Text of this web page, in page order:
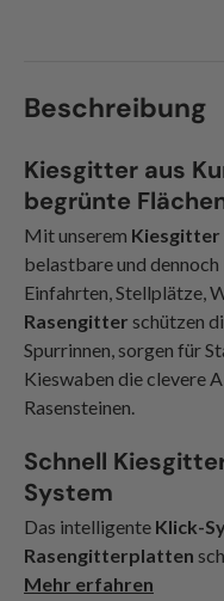
Beschreibung
Kiesgitter aus
begrünte
Mit unserem Kiesgitter
belastbare und
Einfahrten, Stellplätze,
Rasengitter schützen
Spurrinnen, sorgen für
Kieswaben die clevere
Rasensteinen.
Schnell
System
Das intelligente Klick-
Rasengitterplatten
Mehr erfahren